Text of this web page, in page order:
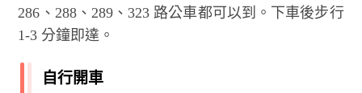
286、288、289、323 路公車都可以到。下車後步行
1-3 分鐘即達。
自行開車